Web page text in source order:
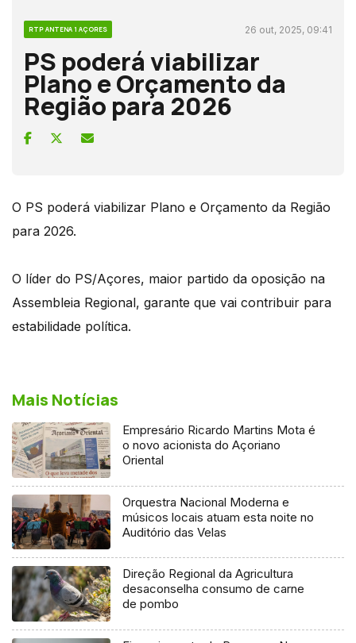
RTP ANTENA 1 AÇORES 26 out, 2025, 09:41
PS poderá viabilizar
Plano e Orçamento da
Região para 2026
O PS poderá viabilizar Plano e Orçamento da Região
para 2026.
O líder do PS/Açores, maior partido da oposição na
Assembleia Regional, garante que vai contribuir para
estabilidade política.
Mais Notícias
Empresário Ricardo Martins Mota é
o novo acionista do Açoriano
Oriental
Orquestra Nacional Moderna e
músicos locais atuam esta noite no
Auditório das Velas
Direção Regional da Agricultura
desaconselha consumo de carne
de pombo